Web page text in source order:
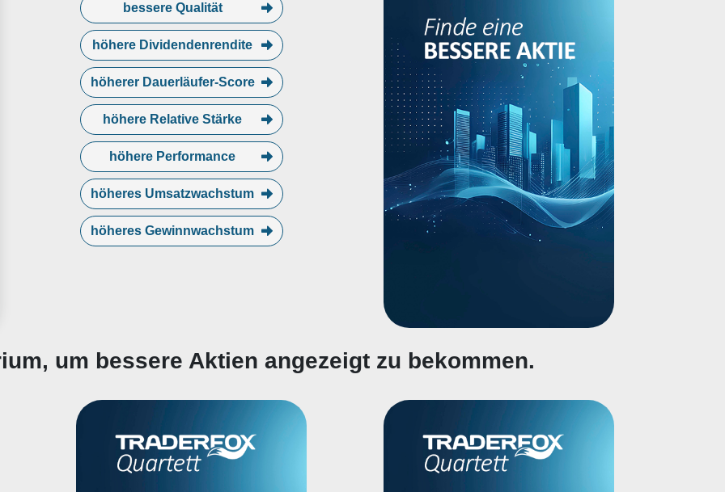
bessere Qualität
höhere Dividendenrendite
höherer Dauerläufer-Score
höhere Relative Stärke
höhere Performance
höheres Umsatzwachstum
höheres Gewinnwachstum
um bessere Aktien angezeigt zu bekommen.